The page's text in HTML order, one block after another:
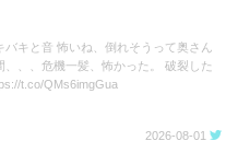
バキと音 怖いね、倒れそうって奥さん
、、、危機一髪、怖かった。 破裂した
t.co/QMs6imgGua
2026-08-01